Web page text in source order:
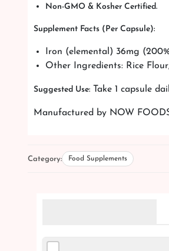
Non-GMO & Kosher Certified.
Supplement Facts (Per Capsule):
Iron (elemental) 36mg
Other Ingredients: Rice
Suggested Use: Take 1 capsule
Manufactured by NOW
Category: Food Supplements